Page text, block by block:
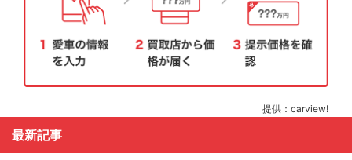
提供：carview!
最新記事